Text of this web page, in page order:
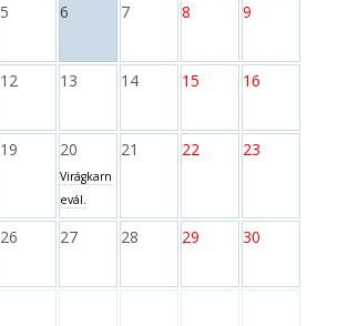
5 6 7 8 9
12 13 14 15 16
19 20
Virágkarn
evál.
21 22 23
26 27 28 29 30